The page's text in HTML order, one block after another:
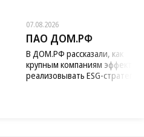
07.08.2026
ПАО ДОМ.РФ
В ДОМ.РФ рассказали, как
крупным компаниям
реализовывать ESG-стратегию